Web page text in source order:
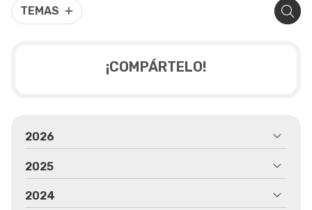
TEMAS
¡COMPÁRTELO!
2026
2025
2024